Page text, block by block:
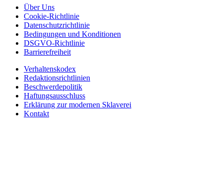
Über Uns
Cookie-Richtlinie
Datenschutzrichtlinie
Bedingungen und Konditionen
DSGVO-Richtlinie
Barrierefreiheit
Verhaltenskodex
Redaktionsrichtlinien
Beschwerdepolitik
Haftungsausschluss
Erklärung zur modernen Sklaverei
Kontakt